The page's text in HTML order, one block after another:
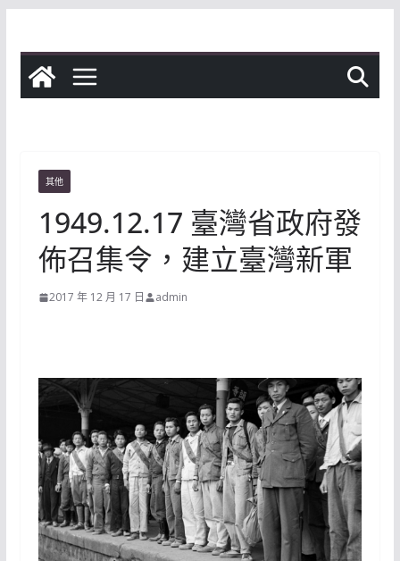
content
其他
1949.12.17 臺灣省政府發
佈召集令，建立臺灣新軍
2017 年 12 月 17 日 admin